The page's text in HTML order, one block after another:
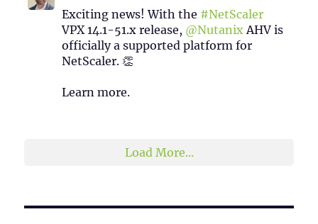
Exciting news! With the #NetScaler
VPX 14.1-51.x release, @Nutanix AHV is
officially a supported platform for
NetScaler. 👏
Learn more.
Load More...